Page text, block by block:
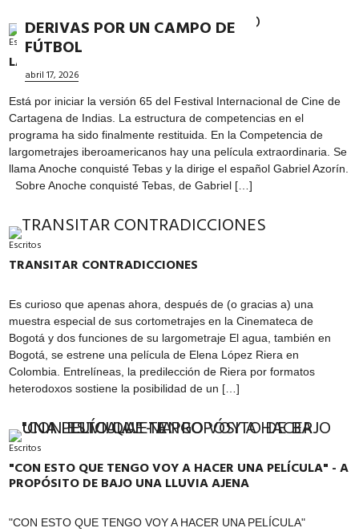
DERIVAS POR UN CAMPO DE
FÚTBOL
abril 17, 2026
Escritos
LA VIDA DEL UNO SIN EL OTRO
Está por iniciar la versión 65 del Festival Internacional de Cine de
Cartagena de Indias. La estructura de competencias en el
programa ha sido finalmente restituida. En la Competencia de
largometrajes iberoamericanos hay una película extraordinaria. Se
llama Anoche conquisté Tebas y la dirige el español Gabriel Azorín.
Sobre Anoche conquisté Tebas, de Gabriel […]
Escritos
TRANSITAR CONTRADICCIONES
Es curioso que apenas ahora, después de (o gracias a) una
muestra especial de sus cortometrajes en la Cinemateca de
Bogotá y dos funciones de su largometraje El agua, también en
Bogotá, se estrene una película de Elena López Riera en
Colombia. Entrelíneas, la predilección de Riera por formatos
heterodoxos sostiene la posibilidad de un […]
Escritos
"CON ESTO QUE TENGO VOY A HACER UNA PELÍCULA" - A
PROPÓSITO DE BAJO UNA LLUVIA AJENA
"CON ESTO QUE TENGO VOY A HACER UNA PELÍCULA"